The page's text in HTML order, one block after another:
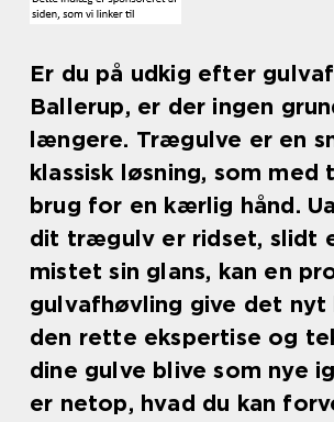
Er du på udkig efter
Ballerup, er der ingen
længere. Trægulve er en
klassisk løsning, som med
brug for en kærlig hånd.
dit trægulv er ridset, slidt
mistet sin glans, kan en
gulvafhøvling give det nyt
den rette ekspertise og
dine gulve blive som nye
er netop, hvad du kan